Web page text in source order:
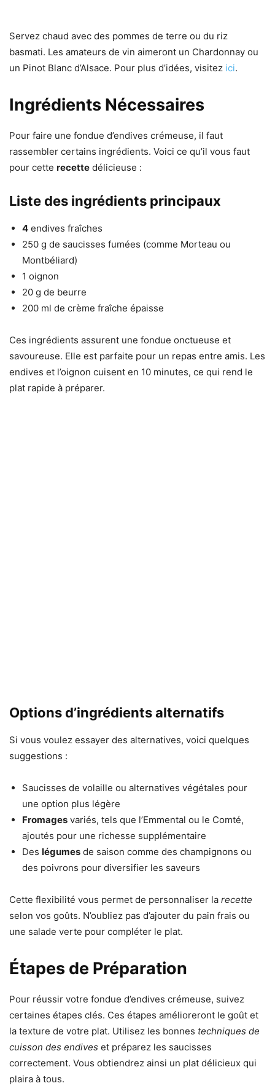
Servez chaud avec des pommes de terre ou du riz
basmati. Les amateurs de vin aimeront un Chardonnay ou
un Pinot Blanc d’Alsace. Pour plus d’idées, visitez ici.
Ingrédients Nécessaires
Pour faire une fondue d’endives crémeuse, il faut
rassembler certains ingrédients. Voici ce qu’il vous faut
pour cette recette délicieuse :
Liste des ingrédients principaux
4 endives fraîches
250 g de saucisses fumées (comme Morteau ou
Montbéliard)
1 oignon
20 g de beurre
200 ml de crème fraîche épaisse
Ces ingrédients assurent une fondue onctueuse et
savoureuse. Elle est parfaite pour un repas entre amis. Les
endives et l’oignon cuisent en 10 minutes, ce qui rend le
plat rapide à préparer.
Options d’ingrédients alternatifs
Si vous voulez essayer des alternatives, voici quelques
suggestions :
Saucisses de volaille ou alternatives végétales pour
une option plus légère
Fromages variés, tels que l’Emmental ou le Comté,
ajoutés pour une richesse supplémentaire
Des légumes de saison comme des champignons ou
des poivrons pour diversifier les saveurs
Cette flexibilité vous permet de personnaliser la recette
selon vos goûts. N’oubliez pas d’ajouter du pain frais ou
une salade verte pour compléter le plat.
Étapes de Préparation
Pour réussir votre fondue d’endives crémeuse, suivez
certaines étapes clés. Ces étapes amélioreront le goût et
la texture de votre plat. Utilisez les bonnes techniques de
cuisson des endives et préparez les saucisses
correctement. Vous obtiendrez ainsi un plat délicieux qui
plaira à tous.